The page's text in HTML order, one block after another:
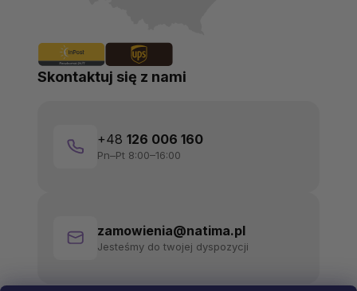
Skontaktuj się z nami
+48 126 006 160
Pn–Pt 8:00–16:00
zamowienia@natima.pl
Jesteśmy do twojej dyspozycji